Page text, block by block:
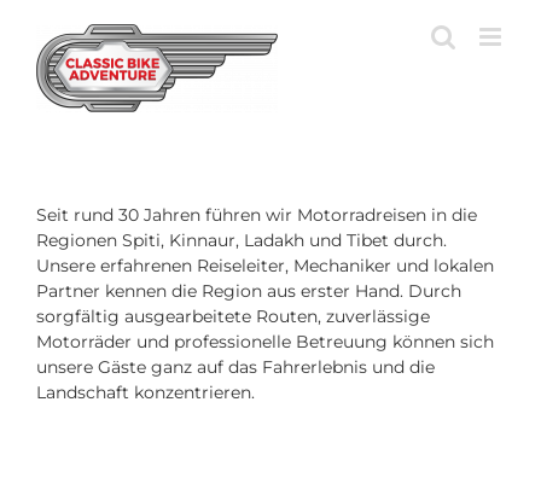
springen
Seit rund 30 Jahren führen wir Motorradreisen in die
Regionen Spiti, Kinnaur, Ladakh und Tibet durch.
Unsere erfahrenen Reiseleiter, Mechaniker und lokalen
Partner kennen die Region aus erster Hand. Durch
sorgfältig ausgearbeitete Routen, zuverlässige
Motorräder und professionelle Betreuung können sich
unsere Gäste ganz auf das Fahrerlebnis und die
Landschaft konzentrieren.